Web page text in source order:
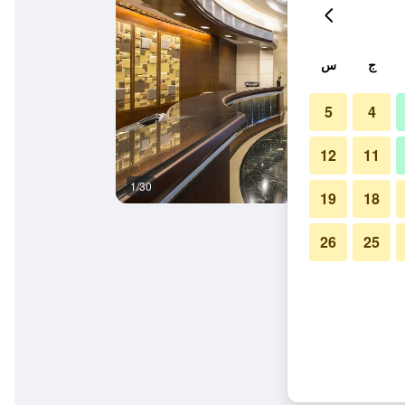
1/30
ج س
4
5
11
12
18
19
25
26